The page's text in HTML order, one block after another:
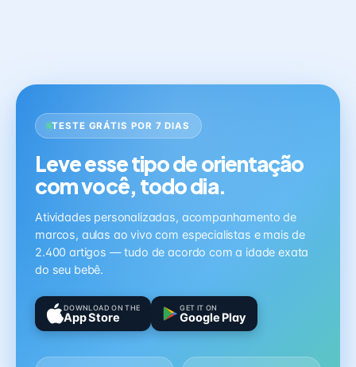
TESTE GRÁTIS POR 7 DIAS
Leve esse tipo de orientação
com você, todo dia.
Atividades personalizadas, acompanhamento de
marcos, aulas ao vivo com especialistas e mais de
2.400 artigos — tudo de acordo com a idade exata
do seu bebê.
DOWNLOAD ON THE
App Store
GET IT ON
Google Play